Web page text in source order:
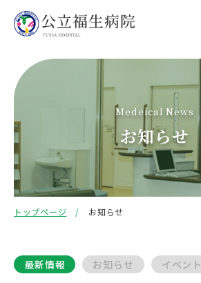
Medeical News
お知らせ
トップページ お知らせ
最新情報 お知らせ イベント